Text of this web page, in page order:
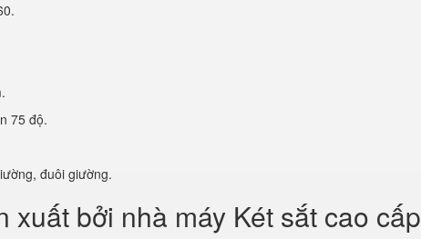
75 độ.
đuôi giường.
xuất bởi nhà máy Két sắt cao cấp